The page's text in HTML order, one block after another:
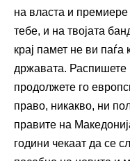
на власта и
тебе, и на твојата
крај памет не ви паѓа
државата.
продолжете го
право, никакво, ни
правите на
години чекаат да се